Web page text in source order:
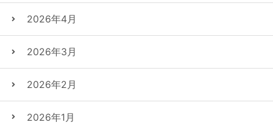
2026年4月
2026年3月
2026年2月
2026年1月